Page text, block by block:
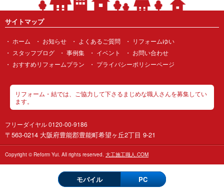
サイトマップ
ホーム お知らせ よくあるご質問
リフォームゆい
スタッフブログ
事例集 イベント
お問い合わせ
おすすめリフォームプラン
プライバシーポリシーページ
リフォーム・結では、ご協力して下さるまじめな職人さんを募集してい
ます。
フリーダイヤル 0120-00-9186
〒563-0214 大阪府豊能郡豊能町希望ヶ丘2丁目 9-21
Copyright © Reform Yui. All rights reserved. 大工施工職人.COM
モバイル PC